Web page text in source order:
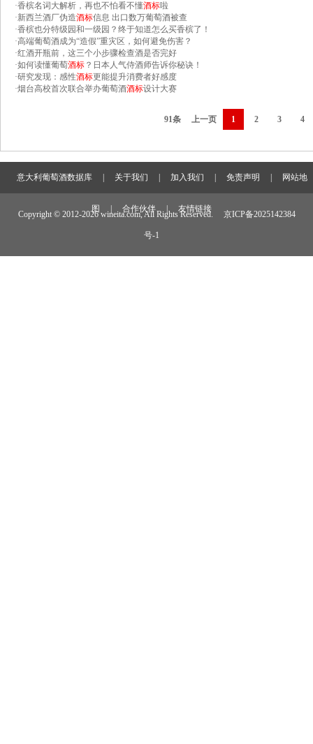
·香槟名词大解析，再也不怕看不懂酒标啦
·新西兰酒厂伪造酒标信息 出口数万葡萄酒被查
·香槟也分特级园和一级园？终于知道怎么买香槟了！
·高端葡萄酒成为“造假”重灾区，如何避免伤害？
·红酒开瓶前，这三个小步骤检查酒是否完好
·如何读懂葡萄酒标 ？日本人气侍酒师告诉你秘诀！
·研究发现：感性酒标更能提升消费者好感度
·烟台高校首次联合举办葡萄酒酒标设计大赛
91条 上一页 1 2 3 4
意大利葡萄酒数据库 关于我们 加入我们 免责声明 网站地
图 合作伙伴 友情链接
Copyright © 2012-2026 wineita.com, All Rights Reserved. 京ICP备2025142384
号-1